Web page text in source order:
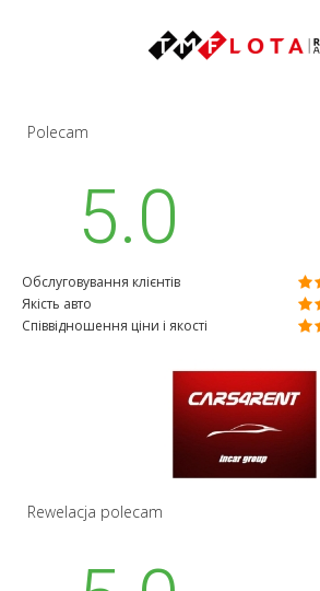
Polecam
5.0
Обслуговування клієнтів
Якість авто
Співвідношення ціни і якості
Rewelacja polecam